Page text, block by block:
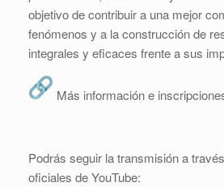
objetivo de contribuir a una mejor
fenómenos y a la construcción de
integrales y eficaces frente a sus
Más información e
Podrás seguir la transmisión a
oficiales de YouTube: